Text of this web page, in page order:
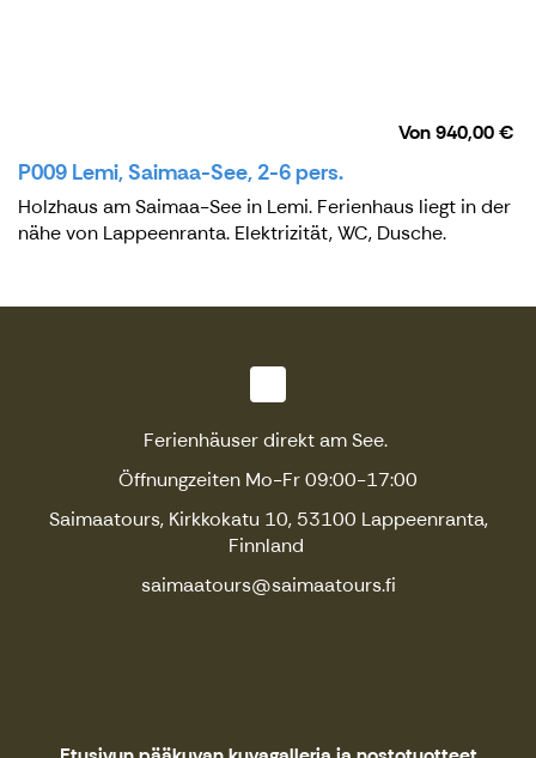
Von940,00 €
P009 Lemi, Saimaa-See, 2-6 pers.
Holzhaus am Saimaa-See in Lemi. Ferienhaus liegt in der
nähe von Lappeenranta. Elektrizität, WC, Dusche.
Ferienhäuser direkt am See.
Öffnungzeiten Mo-Fr 09:00-17:00
Saimaatours, Kirkkokatu 10, 53100 Lappeenranta,
Finnland
saimaatours@saimaatours.fi